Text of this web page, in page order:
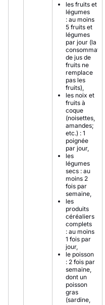
les fruits et
légumes
: au moins
5 fruits et
légumes
par jour (la
consommation
de jus de
fruits ne
remplace
pas les
fruits),
les noix et
fruits à
coque
(noisettes,
amandes;
etc.) : 1
poignée
par jour,
les
légumes
secs : au
moins 2
fois par
semaine,
les
produits
céréaliers
complets
: au moins
1 fois par
jour,
le poisson
: 2 fois par
semaine,
dont un
poisson
gras
(sardine,